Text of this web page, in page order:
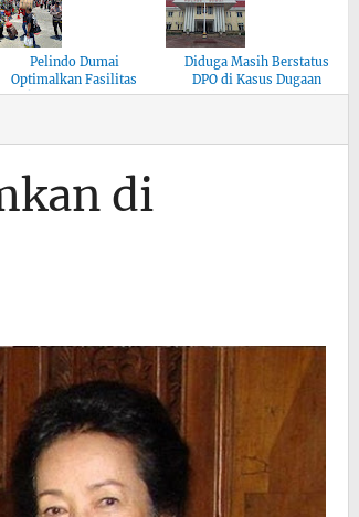
Pelindo Dumai
Optimalkan Fasilitas
untuk Kenyamanan Arus
Diduga Masih Berstatus
DPO di Kasus Dugaan
Pemalsuan Paspor, Polres
di